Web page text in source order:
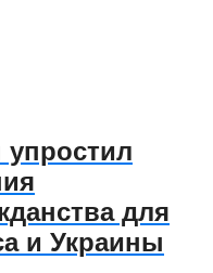
упростил
для
и Украины